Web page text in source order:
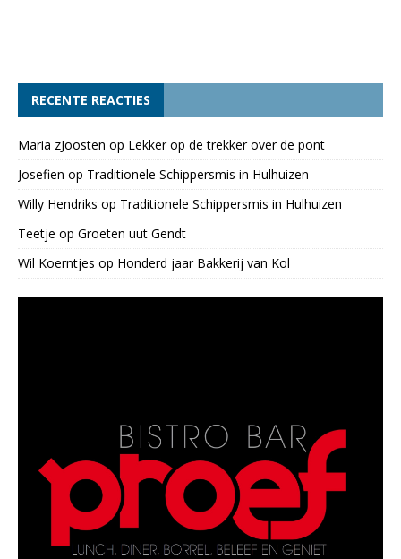
RECENTE REACTIES
Maria zJoosten op Lekker op de trekker over de pont
Josefien op Traditionele Schippersmis in Hulhuizen
Willy Hendriks op Traditionele Schippersmis in Hulhuizen
Teetje op Groeten uut Gendt
Wil Koerntjes op Honderd jaar Bakkerij van Kol